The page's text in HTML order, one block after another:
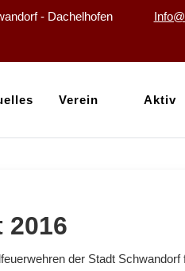
- Dachelhofen
Verein Aktiv
2016
der Stadt